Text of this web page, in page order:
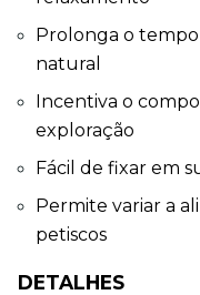
Prolonga o
natural
Incentiva o
exploração
Fácil de fixar em
Permite variar a
petiscos
DETALHES